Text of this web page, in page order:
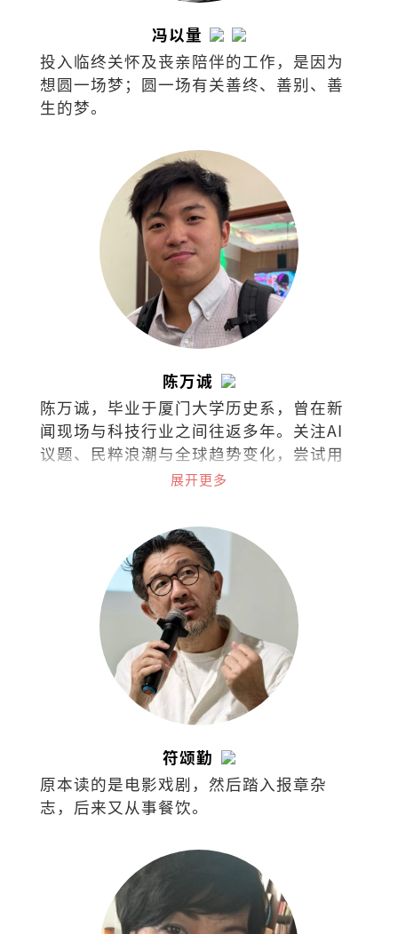
冯以量
投入临终关怀及丧亲陪伴的工作，是因为
想圆一场梦；圆一场有关善终、善别、善
生的梦。
陈万诚
陈万诚，毕业于厦门大学历史系，曾在新
闻现场与科技行业之间往返多年。关注AI
议题、民粹浪潮与全球趋势变化，尝试用
历史的眼睛理解科技时代的人。著有
展开更多
符颂勤
原本读的是电影戏剧，然后踏入报章杂
志，后来又从事餐饮。